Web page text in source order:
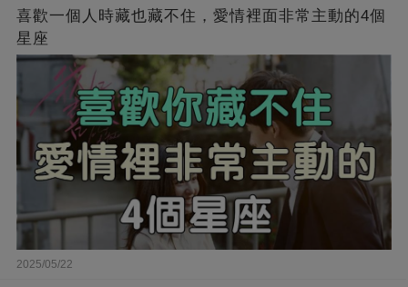
喜歡一個人時藏也藏不住，愛情裡面非常主動的4個
星座
2025/05/22